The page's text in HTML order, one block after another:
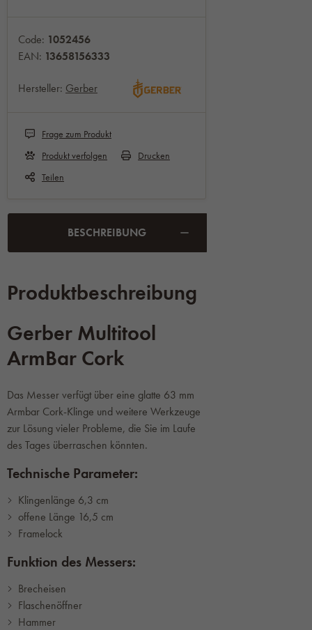
Code: 1052456
EAN: 13658156333
Hersteller: Gerber
Frage zum Produkt
Produkt verfolgen
Drucken
Teilen
BESCHREIBUNG
Produktbeschreibung
Gerber Multitool
ArmBar Cork
Das Messer verfügt über eine glatte 63 mm
Armbar Cork-Klinge und weitere Werkzeuge
zur Lösung vieler Probleme, die Sie im Laufe
des Tages überraschen könnten.
Technische Parameter:
Klingenlänge 6,3 cm
offene Länge 16,5 cm
Framelock
Funktion des Messers:
Brecheisen
Flaschenöffner
Hammer